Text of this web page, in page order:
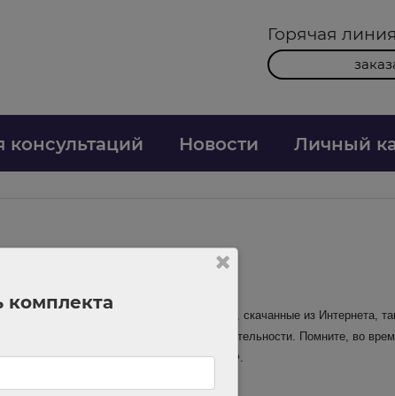
Горячая
консультаций Новости Личный
ТК РФ. Не стоит использовать шаблоны, скачанные из Интернета,
может учитывать специфику вашей деятельности. Помните, во
их соответствия требованиям ТК РФ.
комплекта